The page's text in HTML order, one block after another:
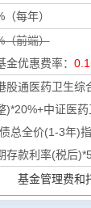
每年）
（前端）
金优惠费率：
股通医药卫生综
)*20%+中证医
总全价(1-3年)
存款利率(税后
基金管理费和